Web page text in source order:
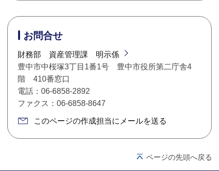
お問合せ
財務部 資産管理課 明示係
豊中市中桜塚3丁目1番1号 豊中市役所第二庁舎4
階 410番窓口
電話：06-6858-2892
ファクス：06-6858-8647
このページの作成担当にメールを送る
ページの先頭へ戻る